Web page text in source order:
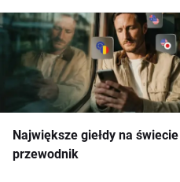
Największe giełdy na
przewodnik